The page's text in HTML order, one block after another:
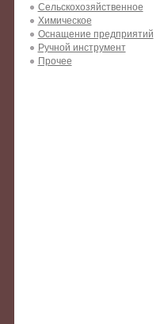
Сельскохозяйственное
Химическое
Оснащение предприятий
Ручной инструмент
Прочее